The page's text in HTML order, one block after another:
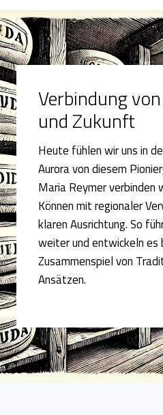
Verbindung
und Zukunft
Heute fühlen wir uns in
Aurora von diesem
Maria Reymer verbinden
Können mit regionaler
klaren Ausrichtung. So
weiter und entwickeln
Zusammenspiel von
Ansätzen.